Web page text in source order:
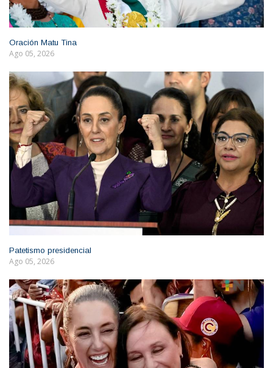
Oración Matu Tina
Ago 05, 2026
Patetismo presidencial
Ago 05, 2026